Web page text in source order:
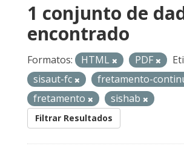
1 conjunto de
encontrado
Formatos: HTML PDF
sisaut-fc
fretamento-
fretamento
sishab
Filtrar Resultados